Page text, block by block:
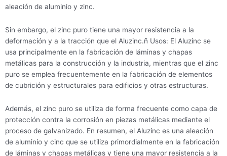
aleación de aluminio y zinc.
Sin embargo, el zinc puro tiene una mayor resistencia a la
deformación y a la tracción que el Aluzinc.ñ Usos: El Aluzinc se
usa principalmente en la fabricación de láminas y chapas
metálicas para la construcción y la industria, mientras que el zinc
puro se emplea frecuentemente en la fabricación de elementos
de cubrición y estructurales para edificios y otras estructuras.
Además, el zinc puro se utiliza de forma frecuente como capa de
protección contra la corrosión en piezas metálicas mediante el
proceso de galvanizado. En resumen, el Aluzinc es una aleación
de aluminio y cinc que se utiliza primordialmente en la fabricación
de láminas y chapas metálicas y tiene una mayor resistencia a la